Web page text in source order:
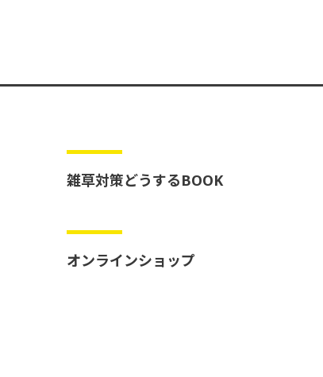
雑草対策どうするBOOK
オンラインショップ